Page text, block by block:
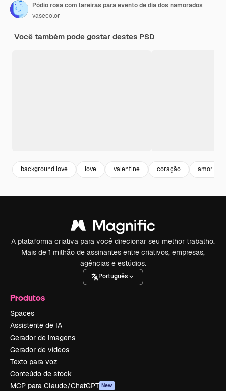
Pódio rosa com lareiras para evento de dia dos namorados
vasecolor
Você também pode gostar destes PSD
background love love valentine coração amor
A plataforma criativa para você direcionar seu melhor trabalho.
Mais de 1 milhão de assinantes entre criativos, empresas,
agências e estúdios.
Português
Produtos
Spaces
Assistente de IA
Gerador de imagens
Gerador de vídeos
Texto para voz
Conteúdo de stock
MCP para Claude/ChatGPT New